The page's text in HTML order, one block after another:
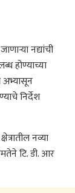
नद्यांची
होण्याच्या
अभ्यासून
निर्देश
नव्या
टि. डी. आर